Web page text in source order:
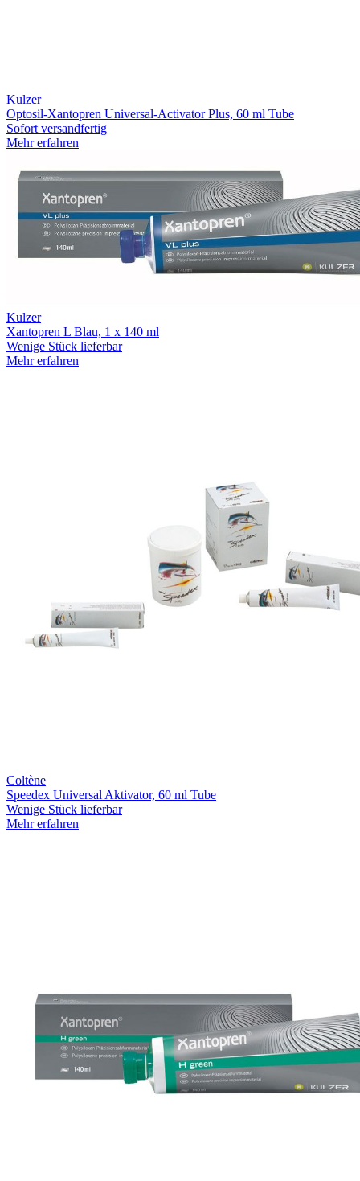
Kulzer
Optosil-Xantopren Universal-Activator Plus, 60 ml Tube
Sofort versandfertig
Mehr erfahren
Kulzer
Xantopren L Blau, 1 x 140 ml
Wenige Stück lieferbar
Mehr erfahren
Coltène
Speedex Universal Aktivator, 60 ml Tube
Wenige Stück lieferbar
Mehr erfahren